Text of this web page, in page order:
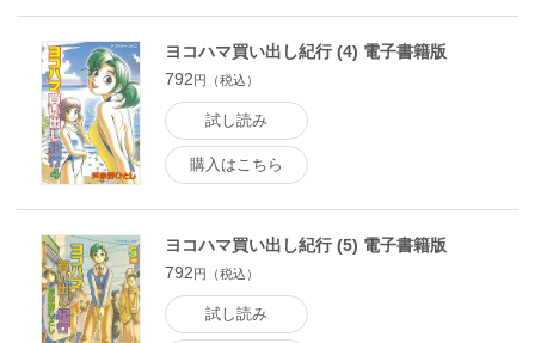
ヨコハマ買い出し紀行 (4) 電子書籍版
792 円（税込）
試し読み
購入はこちら
ヨコハマ買い出し紀行 (5) 電子書籍版
792円（税込）
試し読み